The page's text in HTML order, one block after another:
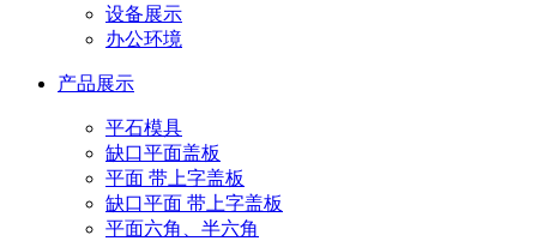
设备展示
办公环境
产品展示
平石模具
缺口平面盖板
平面 带上字盖板
缺口平面 带上字盖板
平面六角、半六角